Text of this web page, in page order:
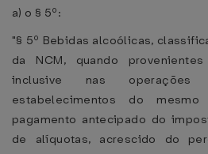
a) o § 5º:
"§ 5º Bebidas alcoólicas,
da NCM, quando
inclusive nas
estabelecimentos do
pagamento antecipado do
de alíquotas, acrescido do